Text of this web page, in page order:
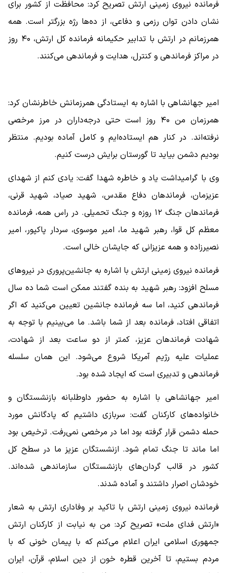
فرمانده نیروی زمینی ارتش تصریح کرد: محافظت از کشور برای
نشان دادن توان رزمی و دفاعی، از ده‌ها رژه بزرگتر است. همه
همرزمانم در ارتش با تدابیر حکیمانه فرمانده کل ارتش، ۴۰ روز
در مراکز فرماندهی و کنترل، هدایت و فرماندهی می‌کنند.
امیر جهانشاهی با اشاره به ایستادگی همرزمانش خاطرنشان کرد:
همرزمان من ۴۰ روز است حتی درجه‌داران در مرز مرخصی
نرفته‌اند. در کنار هم ایستاده‌ایم و کامل آماده بودیم. منتظر
بودیم دشمن بیاید تا گورستان برایش درست کنیم.
وی با گرامیداشت یاد و خاطره شهدا گفت: یادی کنم از شهدای
عزیزمان، فرماندهان دفاع مقدس، شهید صیاد، شهید قرنی،
فرماندهان جنگ ۱۲ روزه و جنگ تحمیلی. در راس همه، فرمانده
معظم کل قوا، رهبر شهید ما، امیر موسوی، سردار پاکپور، امیر
نصیرزاده و همه عزیزانی که جایشان خالی است.
فرمانده نیروی زمینی ارتش با اشاره به جانشین‌پروری در نیروهای
مسلح افزود: رهبر شهید به بنده گفتند ممکن است شما ده سال
فرماندهی کنید، اما سه فرمانده جانشین تعیین می‌کنید که اگر
اتفاقی افتاد، فرمانده بعد از شما باشد. ما می‌بینیم با توجه به
شهادت فرماندهان عزیز، کمتر از دو ساعت بعد از شهادت،
عملیات علیه رژیم آمریکا شروع می‌شود. این همان سلسله
فرماندهی و تدبیری است که ایجاد شده بود.
امیر جهانشاهی با اشاره به حضور داوطلبانه بازنشستگان و
خانواده‌های کارکنان گفت: سربازی داشتیم که پادگانش مورد
حمله دشمن قرار گرفته بود اما در مرخصی نمی‌رفت. ترخیص بود
اما ماند تا جنگ تمام شود. ازنشستگان عزیز ما در سطح کل
کشور در قالب گردان‌های بازنشستگان سازماندهی شده‌اند.
خودشان اصرار داشتند و آماده شدند.
فرمانده نیروی زمینی ارتش با تاکید بر وفاداری ارتش به شعار
«ارتش فدای ملت» تصریح کرد: من به نیابت از کارکنان ارتش
جمهوری اسلامی ایران اعلام می‌کنم که با پیمان خونی که با
مردم بستیم، تا آخرین قطره خون از دین اسلام، قرآن، ایران